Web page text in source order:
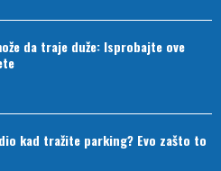
da traje duže: Isprobajte ove
kad tražite parking? Evo zašto to